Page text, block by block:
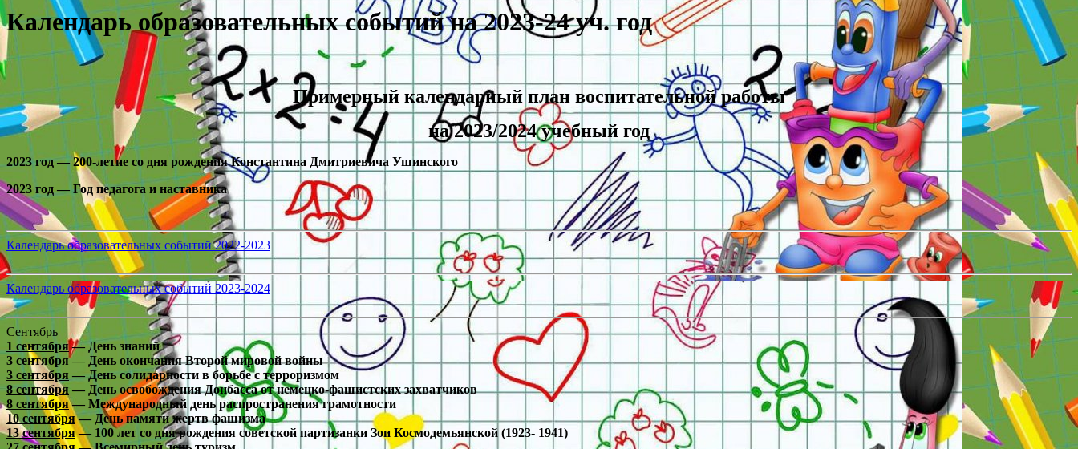
Календарь образовательных событий на 2023-24 уч. год
Примерный календарный план воспитательной работы
на 2023/2024 учебный год
2023 год — 200-летие со дня рождения Константина Дмитриевича Ушинского
2023 год — Год педагога и наставника
Календарь образовательных событий 2022-2023
Календарь образовательных событий 2023-2024
Сентябрь
1 сентября— День знаний
3 сентября— День окончания Второй мировой войны
3 сентября — День солидарности в борьбе с терроризмом
8 сентября — День освобождения Донбасса от немецко-фашистских захватчиков
8 сентября— Международный день распространения грамотности
10 сентября— День памяти жертв фашизма
13 сентября— 100 лет со дня рождения советской партизанки Зои Космодемьянской (1923- 1941)